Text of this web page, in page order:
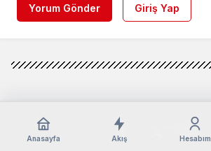
Yorum Gönder Giriş Yap
Anasayfa Akış Hesabım